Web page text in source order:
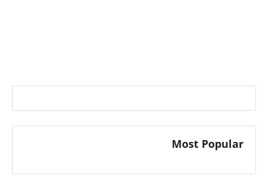
Most Popular